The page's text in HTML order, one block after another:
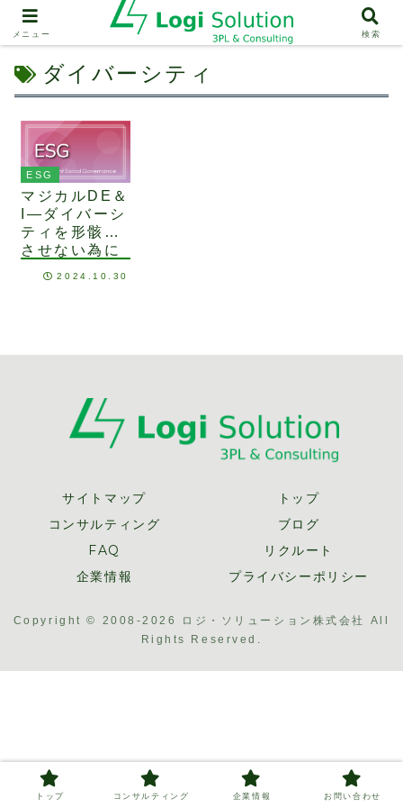
ダイバーシティ
ESG
マジカルDE＆
I―ダイバーシ
ティを形骸化
させない為に
2024.10.30
サイトマップ
トップ
コンサルティング
ブログ
FAQ
リクルート
企業情報
プライバシーポリシー
Copyright © 2008-2026 ロジ・ソリューション株式会社 All
Rights Reserved.
メニュー 検索
トップ コンサルティング 企業情報 お問い合わせ